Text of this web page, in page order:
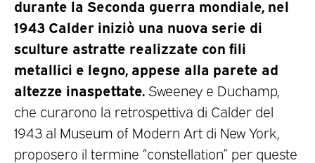
durante la Seconda guerra mondiale, nel
1943 Calder iniziò una nuova serie di
sculture astratte realizzate con fili
metallici e legno, appese alla parete ad
altezze inaspettate.Sweeney e Duchamp,
che curarono la retrospettiva di Calder del
1943 al Museum of Modern Art di New York,
proposero il termine “constellation” per queste